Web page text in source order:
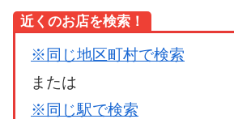
近くのお店を検索！
※同じ地区町村で検索
または
※同じ駅で検索